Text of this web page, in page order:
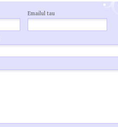
Emailul tau